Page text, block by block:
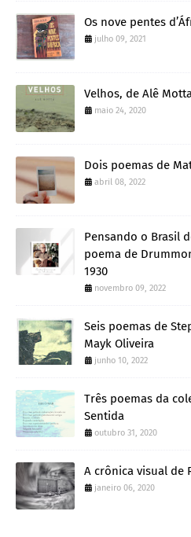
Os nove pentes
julho 09, 2021
Velhos, de Alê
maio 24, 2020
Dois poemas de
abril 08, 2022
Pensando o Brasil
poema de
1930
novembro 09, 2022
Seis poemas de
Mayk Oliveira
junho 10, 2022
Três poemas da
Sentida
outubro 31, 2020
A crônica visual de
janeiro 06, 2020